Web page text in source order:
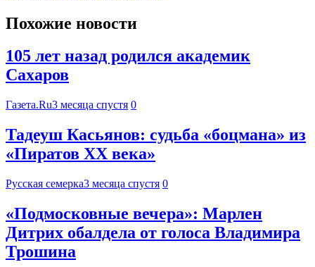
Похожие новости
105 лет назад родился академик
Сахаров
Газета.Ru3 месяца спустя 0
Тадеуш Касьянов: судьба «боцмана» из
«Пиратов XX века»
Русская семерка3 месяца спустя 0
«Подмосковные вечера»: Марлен
Дитрих обалдела от голоса Владимира
Трошина